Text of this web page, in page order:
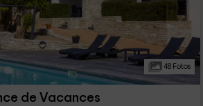
48 Fotos
de Vacances